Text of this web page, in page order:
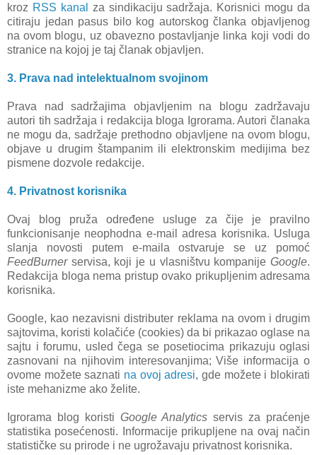
kroz RSS kanal
za sindikaciju sadržaja. Korisnici mogu da
citiraju jedan pasus bilo kog autorskog članka objavljenog
na ovom blogu, uz obavezno postavljanje linka koji vodi do
stranice na kojoj je taj članak objavljen.
3. Prava nad intelektualnom svojinom
Prava nad sadržajima objavljenim na blogu zadržavaju
autori tih sadržaja i redakcija bloga Igrorama. Autori članaka
ne mogu da, sadržaje prethodno objavljene na ovom blogu,
objave u drugim štampanim ili elektronskim medijima bez
pismene dozvole redakcije.
4. Privatnost korisnika
Ovaj blog pruža određene usluge za čije je pravilno
funkcionisanje neophodna e-mail adresa korisnika. Usluga
slanja novosti putem e-maila ostvaruje se uz pomoć
FeedBurnerservisa, koji je u vlasništvu kompanije Google.
Redakcija bloga nema pristup ovako prikupljenim adresama
korisnika.
Google, kao nezavisni distributer reklama na ovom i drugim
sajtovima, koristi kolačiće (cookies) da bi prikazao oglase na
sajtu i forumu, usled čega se posetiocima prikazuju oglasi
zasnovani na njihovim interesovanjima; Više informacija o
ovome možete saznati na ovoj adresi, gde možete i blokirati
iste mehanizme ako želite.
Igrorama blog koristi Google Analytics servis za praćenje
statistika posećenosti. Informacije prikupljene na ovaj način
statističke su prirode i ne ugrožavaju privatnost korisnika.